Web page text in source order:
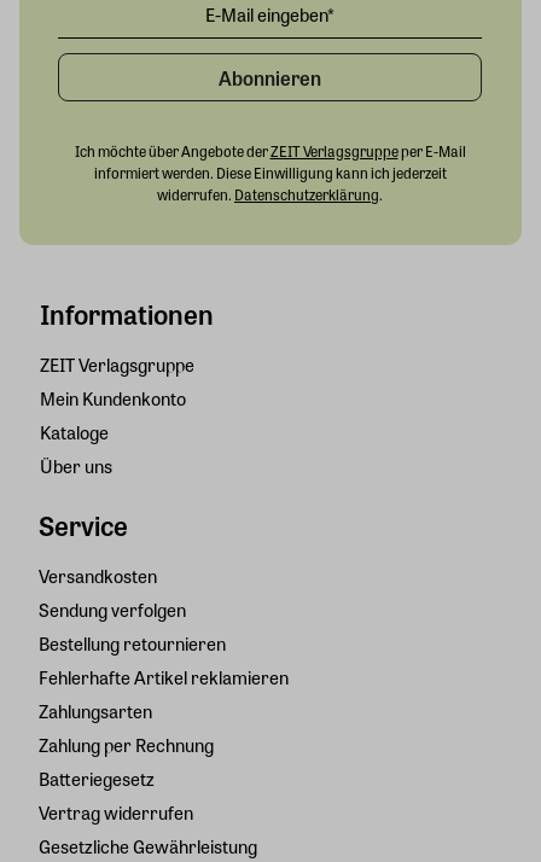
Informationen
ZEIT Verlagsgruppe
Mein Kundenkonto
Kataloge
Über uns
Service
Versandkosten
Sendung verfolgen
Bestellung retournieren
Fehlerhafte Artikel reklamieren
Zahlungsarten
Zahlung per Rechnung
Batteriegesetz
Vertrag widerrufen
Gesetzliche Gewährleistung
Abonnieren
Ich möchte über Angebote derZEIT Verlagsgruppeper E-Mail
informiert werden. Diese Einwilligung kann ich jederzeit
widerrufen. Datenschutzerklärung.